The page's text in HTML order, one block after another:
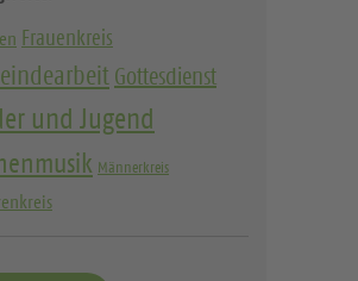
Frauenkreis
Gottesdienst
und Jugend
Männerkreis